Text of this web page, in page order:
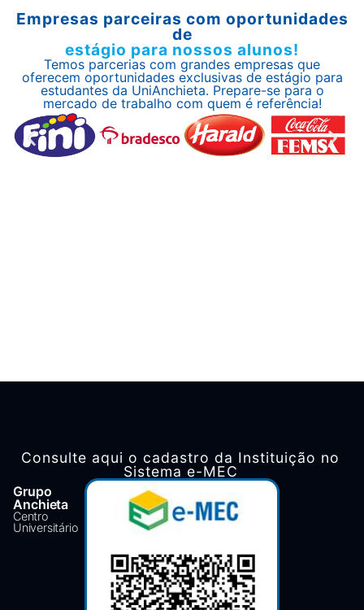
Empresas parceiras com oportunidades
de
estágio para nossos alunos!
Temos parcerias com grandes empresas que
oferecem oportunidades exclusivas de estágio para
estudantes da UniAnchieta. Prepare-se para o
mercado de trabalho com quem é referência!
Grupo
Anchieta
Centro
Universitário
Consulte aqui o cadastro da Instituição no
Sistema e-MEC